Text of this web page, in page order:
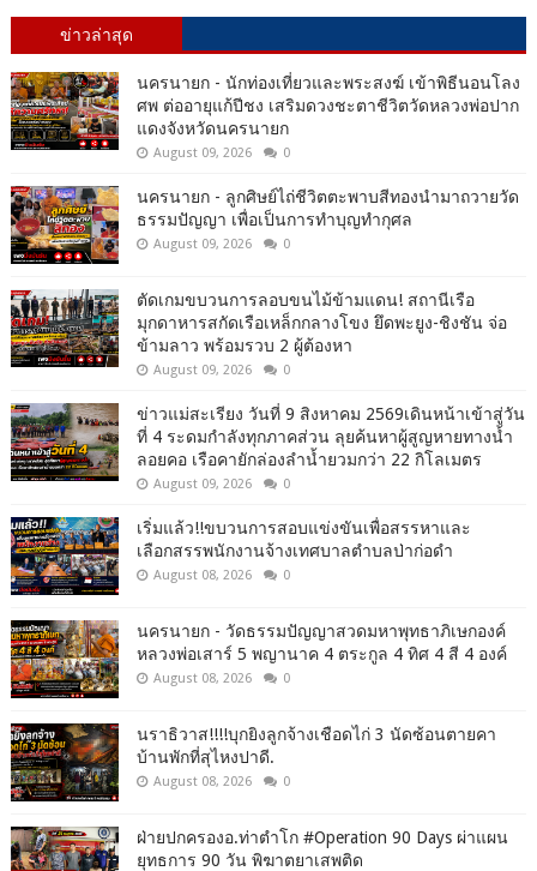
ข่าวล่าสุด
นครนายก - นักท่องเที่ยวและพระสงฆ์ เข้าพิธีนอนโลง
ศพ ต่ออายุแก้ปีชง เสริมดวงชะตาชีวิตวัดหลวงพ่อปาก
แดงจังหวัดนครนายก
August 09, 2026 0
นครนายก - ลูกศิษย์ไถ่ชีวิตตะพาบสีทองนำมาถวายวัด
ธรรมปัญญา เพื่อเป็นการทำบุญทำกุศล
August 09, 2026 0
ตัดเกมขบวนการลอบขนไม้ข้ามแดน! สถานีเรือ
มุกดาหารสกัดเรือเหล็กกลางโขง ยึดพะยูง-ชิงชัน จ่อ
ข้ามลาว พร้อมรวบ 2 ผู้ต้องหา
August 09, 2026 0
ข่าวแม่สะเรียง วันที่ 9 สิงหาคม 2569เดินหน้าเข้าสู่วัน
ที่ 4 ระดมกำลังทุกภาคส่วน ลุยค้นหาผู้สูญหายทางน้ำ
ลอยคอ เรือคายักล่องลำน้ำยวมกว่า 22 กิโลเมตร
August 09, 2026 0
เริ่มแล้ว!!ขบวนการสอบแข่งขันเพื่อสรรหาและ
เลือกสรรพนักงานจ้างเทศบาลตำบลป่าก่อดำ
August 08, 2026 0
นครนายก - วัดธรรมปัญญาสวดมหาพุทธาภิเษกองค์
หลวงพ่อเสาร์ 5 พญานาค 4 ตระกูล 4 ทิศ 4 สี 4 องค์
August 08, 2026 0
นราธิวาส!!!!บุกยิงลูกจ้างเชือดไก่ 3 นัดซ้อนตายคา
บ้านพักที่สุไหงปาดี.
August 08, 2026 0
ฝ่ายปกครองอ.ท่าตำโก #Operation 90 Days ผ่าแผน
ยุทธการ 90 วัน พิฆาตยาเสพติด